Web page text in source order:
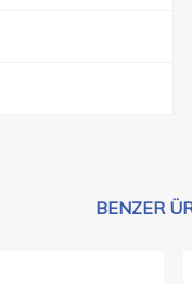
BENZER